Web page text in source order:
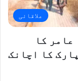
علاقائی
عامر کا
کا اچانک